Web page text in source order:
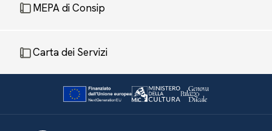
MEPA di Consip
Carta dei Servizi